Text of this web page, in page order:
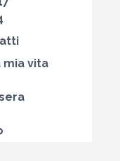
mia vita